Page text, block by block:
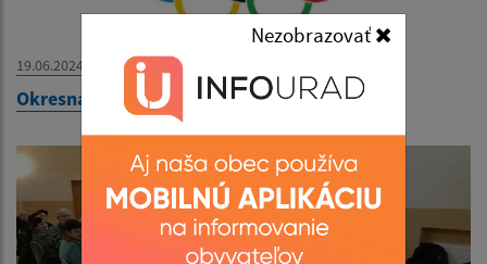
Nezobrazovať
19.06.2024
Okresná športová olympiáda JDS 2024